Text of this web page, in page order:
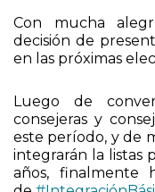
Con mucha
decisión de
en las próximas
Luego de
consejeras y
este período, y de
integrarán la listas
años, finalmente